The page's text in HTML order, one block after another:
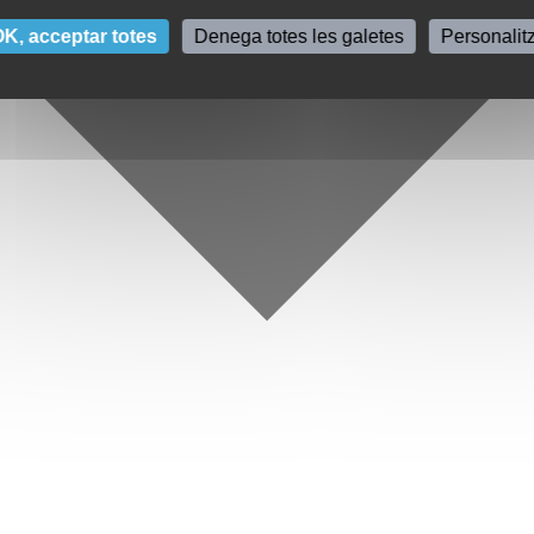
acceptar totes Denega totes les galetes